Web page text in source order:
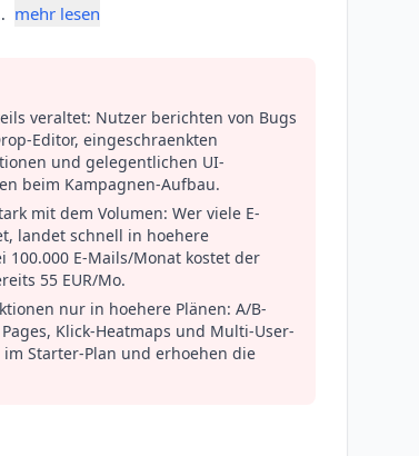
mehr lesen
veraltet: Nutzer berichten von Bugs
Editor, eingeschraenkten
und gelegentlichen UI-
beim Kampagnen-Aufbau.
mit dem Volumen: Wer viele E-
landet schnell in hoehere
100.000 E-Mails/Monat kostet der
55 EUR/Mo.
nur in hoehere Plänen: A/B-
Klick-Heatmaps und Multi-User-
Starter-Plan und erhoehen die